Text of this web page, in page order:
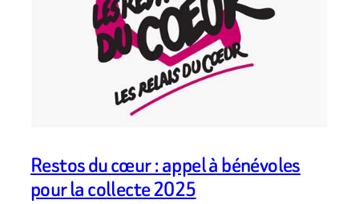
Restos du cœur : appel à bénévoles
pour la collecte 2025